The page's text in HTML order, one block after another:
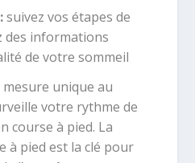
suivez vos étapes de
des informations
de votre sommeil
unique au
votre rythme de
course à pied. La
à pied est la clé pour